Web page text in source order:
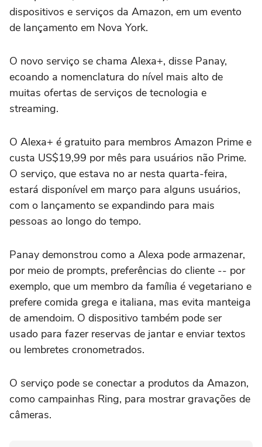
dispositivos e serviços da Amazon, em um evento
de lançamento em Nova York.
O novo serviço se chama Alexa+, disse Panay,
ecoando a nomenclatura do nível mais alto de
muitas ofertas de serviços de tecnologia e
streaming.
O Alexa+ é gratuito para membros Amazon Prime e
custa US$19,99 por mês para usuários não Prime.
O serviço, que estava no ar nesta quarta-feira,
estará disponível em março para alguns usuários,
com o lançamento se expandindo para mais
pessoas ao longo do tempo.
Panay demonstrou como a Alexa pode armazenar,
por meio de prompts, preferências do cliente -- por
exemplo, que um membro da família é vegetariano e
prefere comida grega e italiana, mas evita manteiga
de amendoim. O dispositivo também pode ser
usado para fazer reservas de jantar e enviar textos
ou lembretes cronometrados.
O serviço pode se conectar a produtos da Amazon,
como campainhas Ring, para mostrar gravações de
câmeras.